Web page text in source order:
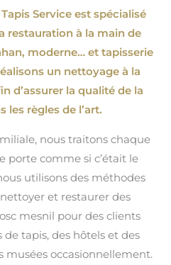
Service est spécialisé
restauration à la main de
, moderne…et tapisserie
un nettoyage à la
d’assurer la qualité de la
les règles de l’art.
nous traitons chaque
porte comme si c’était le
utilisons des méthodes
et restaurer des
mesnil pour des clients
de tapis, des hôtels et des
musées occasionnellement.